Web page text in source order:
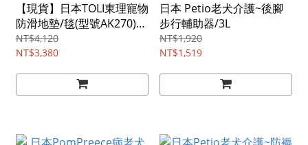
【現貨】日本TOLI東理寵物
防滑地墊/毯(型號AK270)，
40*40CM/10片裝
NT$4,120
NT$3,380
日本 Petio老犬介護~後腳
步行輔助器/3L
NT$1,920
NT$1,519